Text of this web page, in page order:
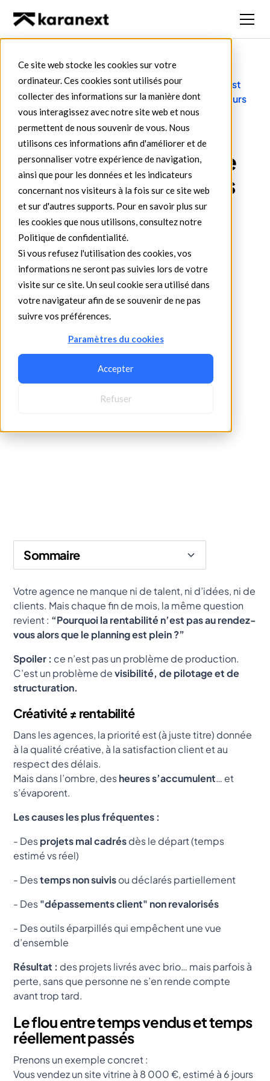
Ce site web stocke les cookies sur votre
ordinateur. Ces cookies sont utilisés pour
collecter des informations sur la manière dont
vous interagissez avec notre site web et nous
permettent de nous souvenir de vous. Nous
utilisons ces informations afin d'améliorer et de
personnaliser votre expérience de navigation,
ainsi que pour les données et les indicateurs
concernant nos visiteurs à la fois sur ce site web
et sur d'autres supports. Pour en savoir plus sur
les cookies que nous utilisons, consultez notre
Politique de confidentialité.
Si vous refusez l'utilisation des cookies, vos
informations ne seront pas suivies lors de votre
visite sur ce site. Un seul cookie sera utilisé dans
votre navigateur afin de se souvenir de ne pas
suivre vos préférences.
Paramètres du cookies
Accepter
Refuser
Blog
Agence
Marketing
Pourquoi votre agence est
créative… mais pas toujours
rentable (et comment y
remédier)
Pourquoi votre agence
est créative… mais pas
toujours rentable (et
comment y remédier)
Christian VERDIER
5/8/2025 • 5 min read
Sommaire
Heading 2
Votre agence ne manque ni de talent, ni d’idées, ni de
clients. Mais chaque fin de mois, la même question
revient : “Pourquoi la rentabilité n’est pas au rendez-
vous alors que le planning est plein ?”
Spoiler : ce n’est pas un problème de production.
C’est un problème devisibilité, de pilotage et de
structuration.
Créativité ≠ rentabilité
Dans les agences, la priorité est (à juste titre) donnée
à la qualité créative, à la satisfaction client et au
respect des délais.
Mais dans l’ombre, desheures s’accumulent… et
s’évaporent.
Les causes les plus fréquentes :
- Desprojets mal cadrésdès le départ (temps
estimé vs réel)
- Destemps non suivisou déclarés partiellement
- Des"dépassements client" non revalorisés
- Des outils éparpillés qui empêchent une vue
d’ensemble
Résultat : des projets livrés avec brio… mais parfois à
perte, sans que personne ne s’en rende compte
avant trop tard.
Le flou entre temps vendus et temps
réellement passés
Prenons un exemple concret :
Vous vendez un site vitrine à 8 000 €, estimé à 6 jours